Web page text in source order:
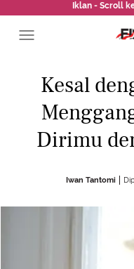
Iklan - Scroll
Kesal
Dirimu
Iwan Tantomi